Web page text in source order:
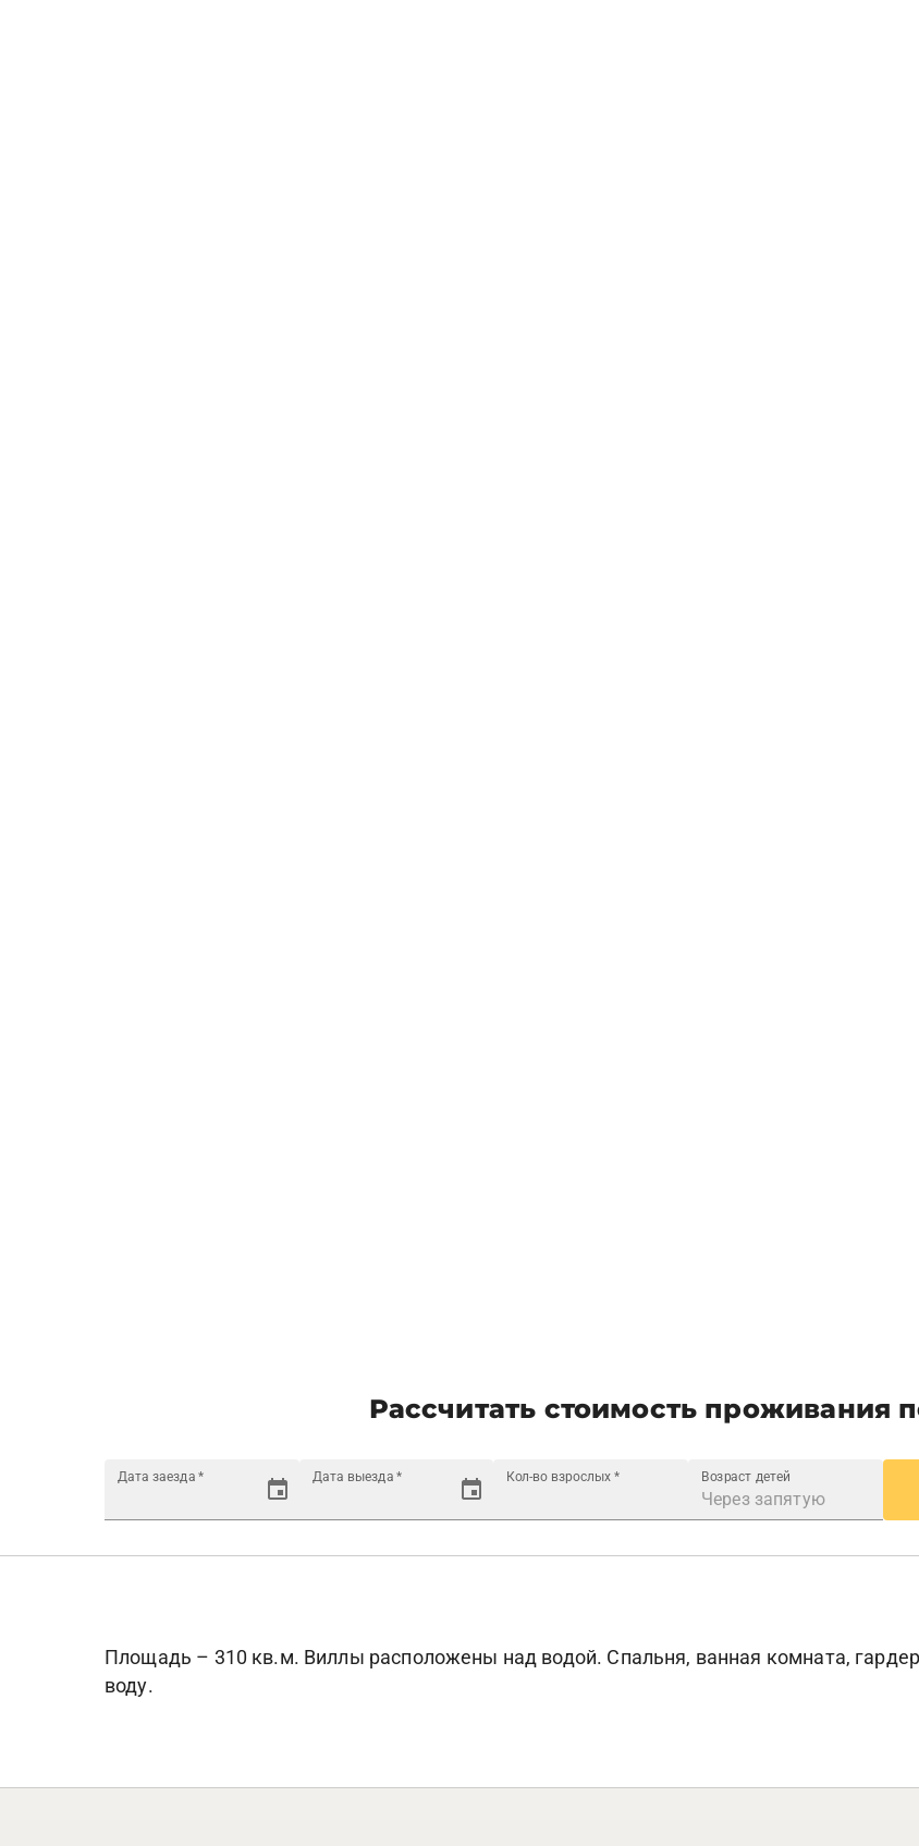
Рассчитать стоимость проживания
Дата заезда * Дата выезда * Кол-во взрослых * Возраст детей
Площадь – 310 кв.м. Виллы расположены над водой. Спальня, ванная комната,
воду.